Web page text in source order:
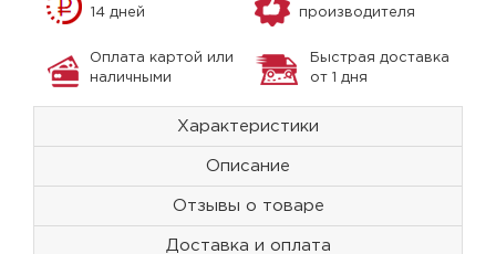
14 дней
производителя
Оплата картой или
наличными
Быстрая доставка
от 1 дня
Характеристики
Описание
Отзывы о товаре
Доставка и оплата